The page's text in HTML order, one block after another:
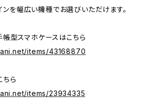
ンを幅広い機種でお選びいただけます。
型スマホケースはこちら
items/43168870
ら
items/23934335